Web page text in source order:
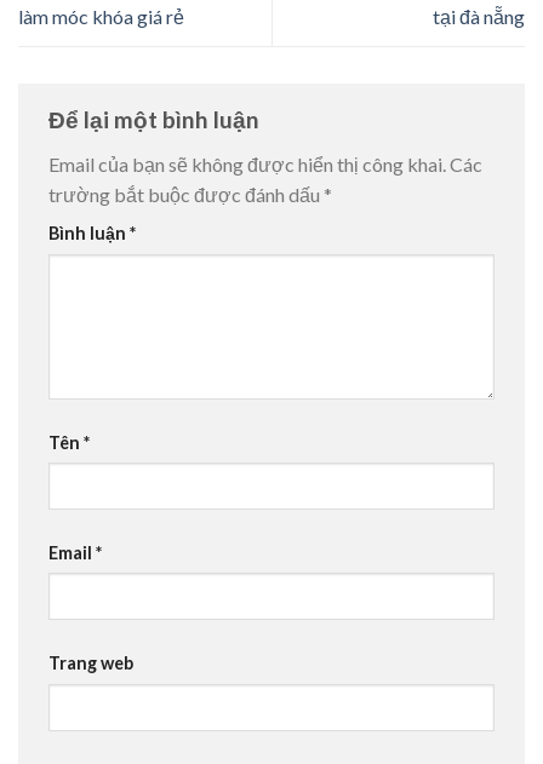
làm móc khóa giá rẻ
tại đà nẵng
Để lại một bình luận
Email của bạn sẽ không được hiển thị công khai.Các
trường bắt buộc được đánh dấu *
Bình luận *
Tên *
Email *
Trang web